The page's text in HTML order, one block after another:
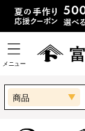
メニュー
商品